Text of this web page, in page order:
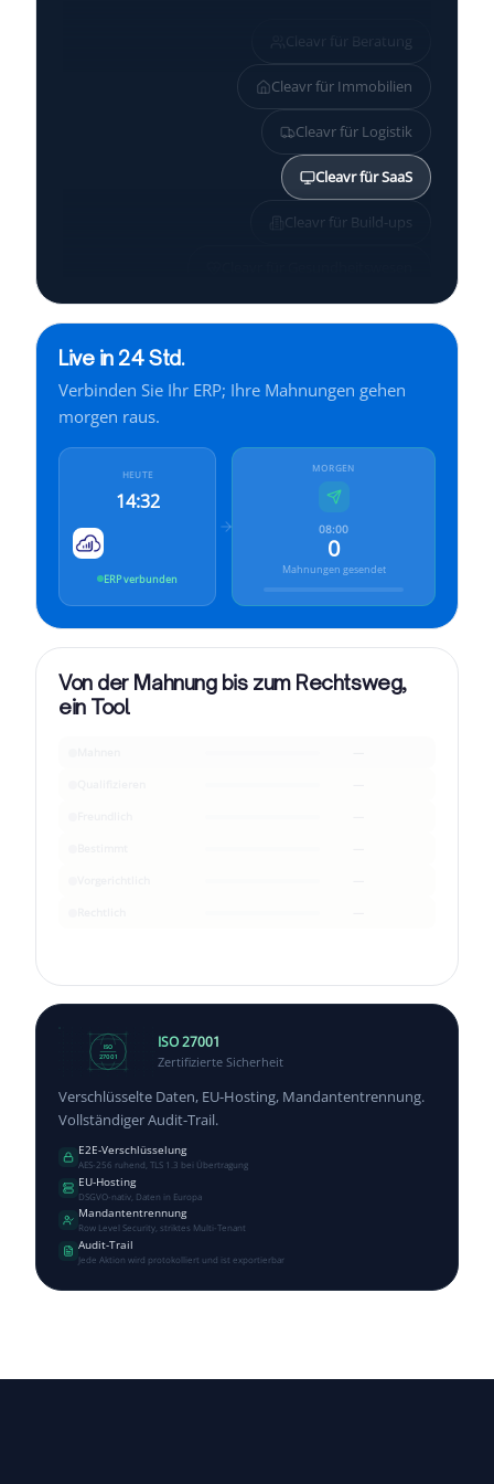
Cleavr für Beratung
Cleavr für Immobilien
Cleavr für Logistik
Cleavr fürSaaS
Cleavr für Build-ups
Cleavr für Finanzen
Cleavr fürIndustrie
Live in 24 Std.
Verbinden Sie Ihr ERP; Ihre Mahnungen gehen
morgen raus.
HEUTE
14:32
ERP verbunden
MORGEN
08:00
0
Mahnungen gesendet
Von der Mahnung bis zum Rechtsweg,
ein Tool
ISO
27001
ISO 27001
Zertifizierte Sicherheit
Verschlüsselte Daten, EU-Hosting, Mandantentrennung.
Vollständiger Audit-Trail.
E2E-Verschlüsselung
AES-256 ruhend, TLS 1.3 bei Übertragung
EU-Hosting
DSGVO-nativ, Daten in Europa
Mandantentrennung
Row Level Security, striktes Multi-Tenant
Audit-Trail
Jede Aktion wird protokolliert und ist exportierbar